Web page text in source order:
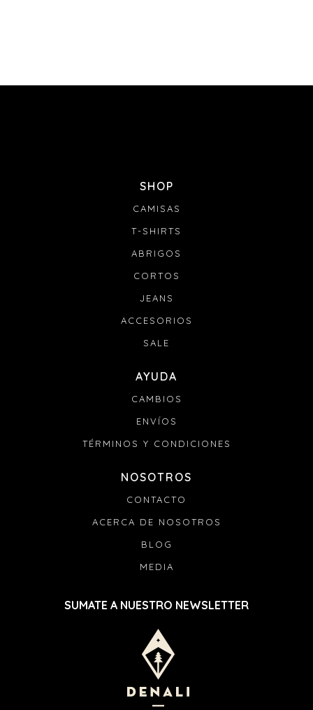
SHOP
CAMISAS
T-SHIRTS
ABRIGOS
CORTOS
JEANS
ACCESORIOS
SALE
AYUDA
CAMBIOS
ENVÍOS
TÉRMINOS Y CONDICIONES
NOSOTROS
CONTACTO
ACERCA DE NOSOTROS
BLOG
MEDIA
SUMATE A NUESTRO NEWSLETTER